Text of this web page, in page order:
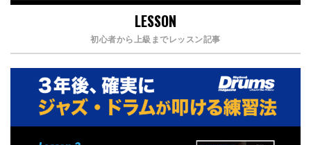
LESSON
初心者から上級までレッスン記事